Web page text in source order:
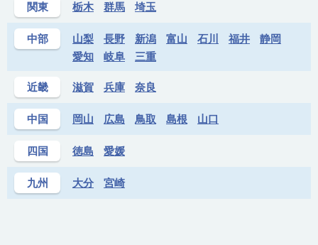
関東 栃木 群馬 埼玉
中部 山梨 長野 新潟 富山 石川 福井
静岡
愛知
岐阜 三重
近畿 滋賀 兵庫 奈良
中国 岡山 広島 鳥取 島根 山口
四国 徳島 愛媛
九州 大分 宮崎